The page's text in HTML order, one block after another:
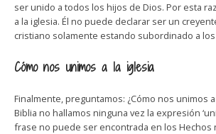
ser unido a todos los hijos de Dios. Por esta
a la iglesia. Él no puede declarar ser un
cristiano solamente estando subordinado a
Cómo nos unimos a la iglesia
Finalmente, preguntamos: ¿Cómo nos unimos a
Biblia no hallamos ninguna vez la expresión
frase no puede ser encontrada en los Hechos